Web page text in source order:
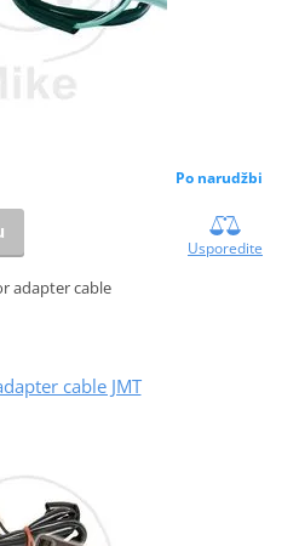
Po narudžbi
Usporedite
adapter cable
cable JMT